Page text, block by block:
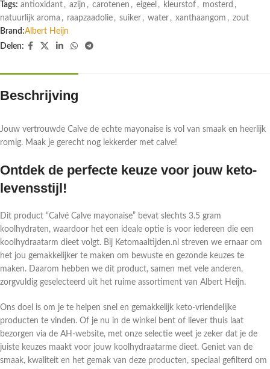
Tags: antioxidant , azijn , carotenen , eigeel , kleurstof , mosterd ,
natuurlijk aroma , raapzaadolie , suiker , water , xanthaangom , zout
Brand:Albert Heijn
Delen:
Beschrijving
Jouw vertrouwde Calve de echte mayonaise is vol van smaak en heerlijk
romig. Maak je gerecht nog lekkerder met calve!
Ontdek de perfecte keuze voor jouw keto-
levensstijl!
Dit product “Calvé Calve mayonaise” bevat slechts 3.5 gram
koolhydraten, waardoor het een ideale optie is voor iedereen die een
koolhydraatarm dieet volgt. Bij Ketomaaltijden.nl streven we ernaar om
het jou gemakkelijker te maken om bewuste en gezonde keuzes te
maken. Daarom hebben we dit product, samen met vele anderen,
zorgvuldig geselecteerd uit het ruime assortiment van Albert Heijn.
Ons doel is om je te helpen snel en gemakkelijk keto-vriendelijke
producten te vinden. Of je nu in de winkel bent of liever thuis laat
bezorgen via de AH-website, met onze selectie weet je zeker dat je de
juiste keuzes maakt voor jouw koolhydraatarme dieet. Geniet van de
smaak, kwaliteit en het gemak van deze producten, speciaal gefilterd om